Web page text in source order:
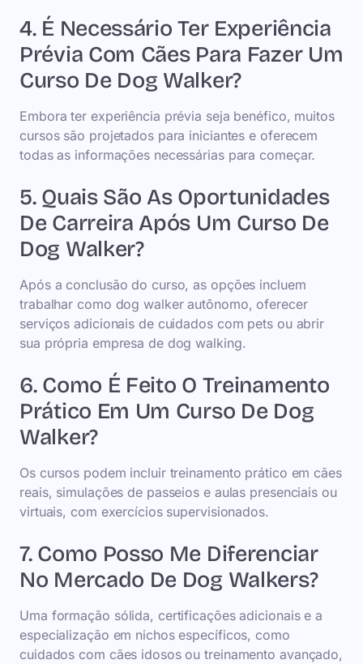
4. É Necessário Ter Experiência
Prévia Com Cães Para Fazer Um
Curso De Dog Walker?
Embora ter experiência prévia seja benéfico, muitos
cursos são projetados para iniciantes e oferecem
todas as informações necessárias para começar.
5. Quais São As Oportunidades
De Carreira Após Um Curso De
Dog Walker?
Após a conclusão do curso, as opções incluem
trabalhar como dog walker autônomo, oferecer
serviços adicionais de cuidados com pets ou abrir
sua própria empresa de dog walking.
6. Como É Feito O Treinamento
Prático Em Um Curso De Dog
Walker?
Os cursos podem incluir treinamento prático em cães
reais, simulações de passeios e aulas presenciais ou
virtuais, com exercícios supervisionados.
7. Como Posso Me Diferenciar
No Mercado De Dog Walkers?
Uma formação sólida, certificações adicionais e a
especialização em nichos específicos, como
cuidados com cães idosos ou treinamento avançado,